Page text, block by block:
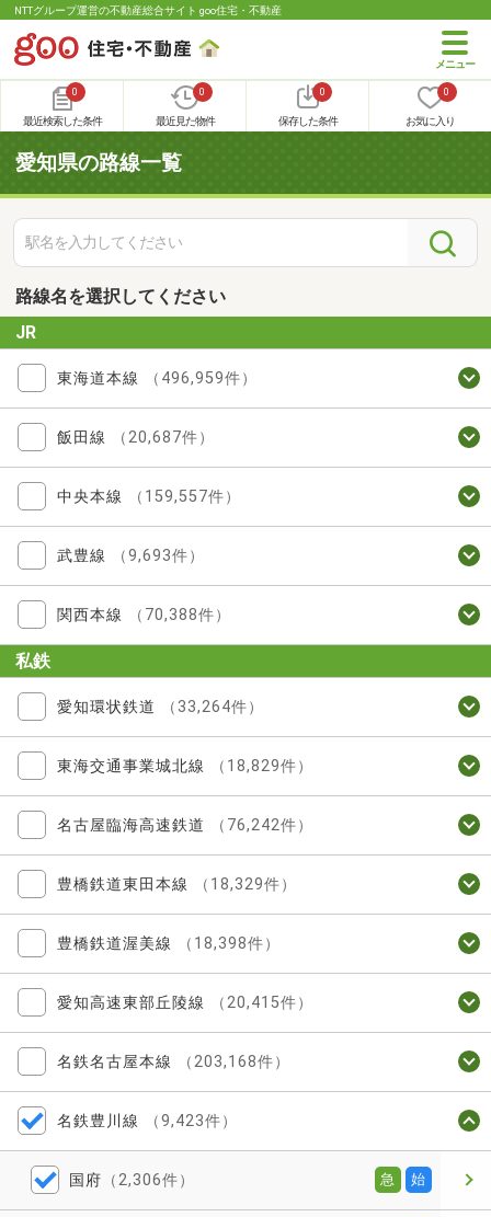
NTTグループ運営の不動産総合サイト goo住宅・不動産
0
最近検索した条件
0
最近見た物件
0
保存した条件
0
お気に入り
愛知県の路線一覧
路線名を選択してください
JR
東海道本線 （496,959件）
飯田線 （20,687件）
中央本線 （159,557件）
武豊線 （9,693件）
関西本線 （70,388件）
私鉄
愛知環状鉄道 （33,264件）
東海交通事業城北線 （18,829件）
名古屋臨海高速鉄道 （76,242件）
豊橋鉄道東田本線 （18,329件）
豊橋鉄道渥美線 （18,398件）
愛知高速東部丘陵線 （20,415件）
名鉄名古屋本線 （203,168件）
名鉄豊川線 （9,423件）
国府 （2,306件） 急 始